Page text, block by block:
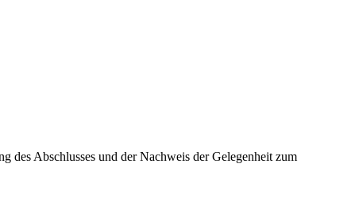
des Abschlusses und der Nachweis der Gelegenheit zum